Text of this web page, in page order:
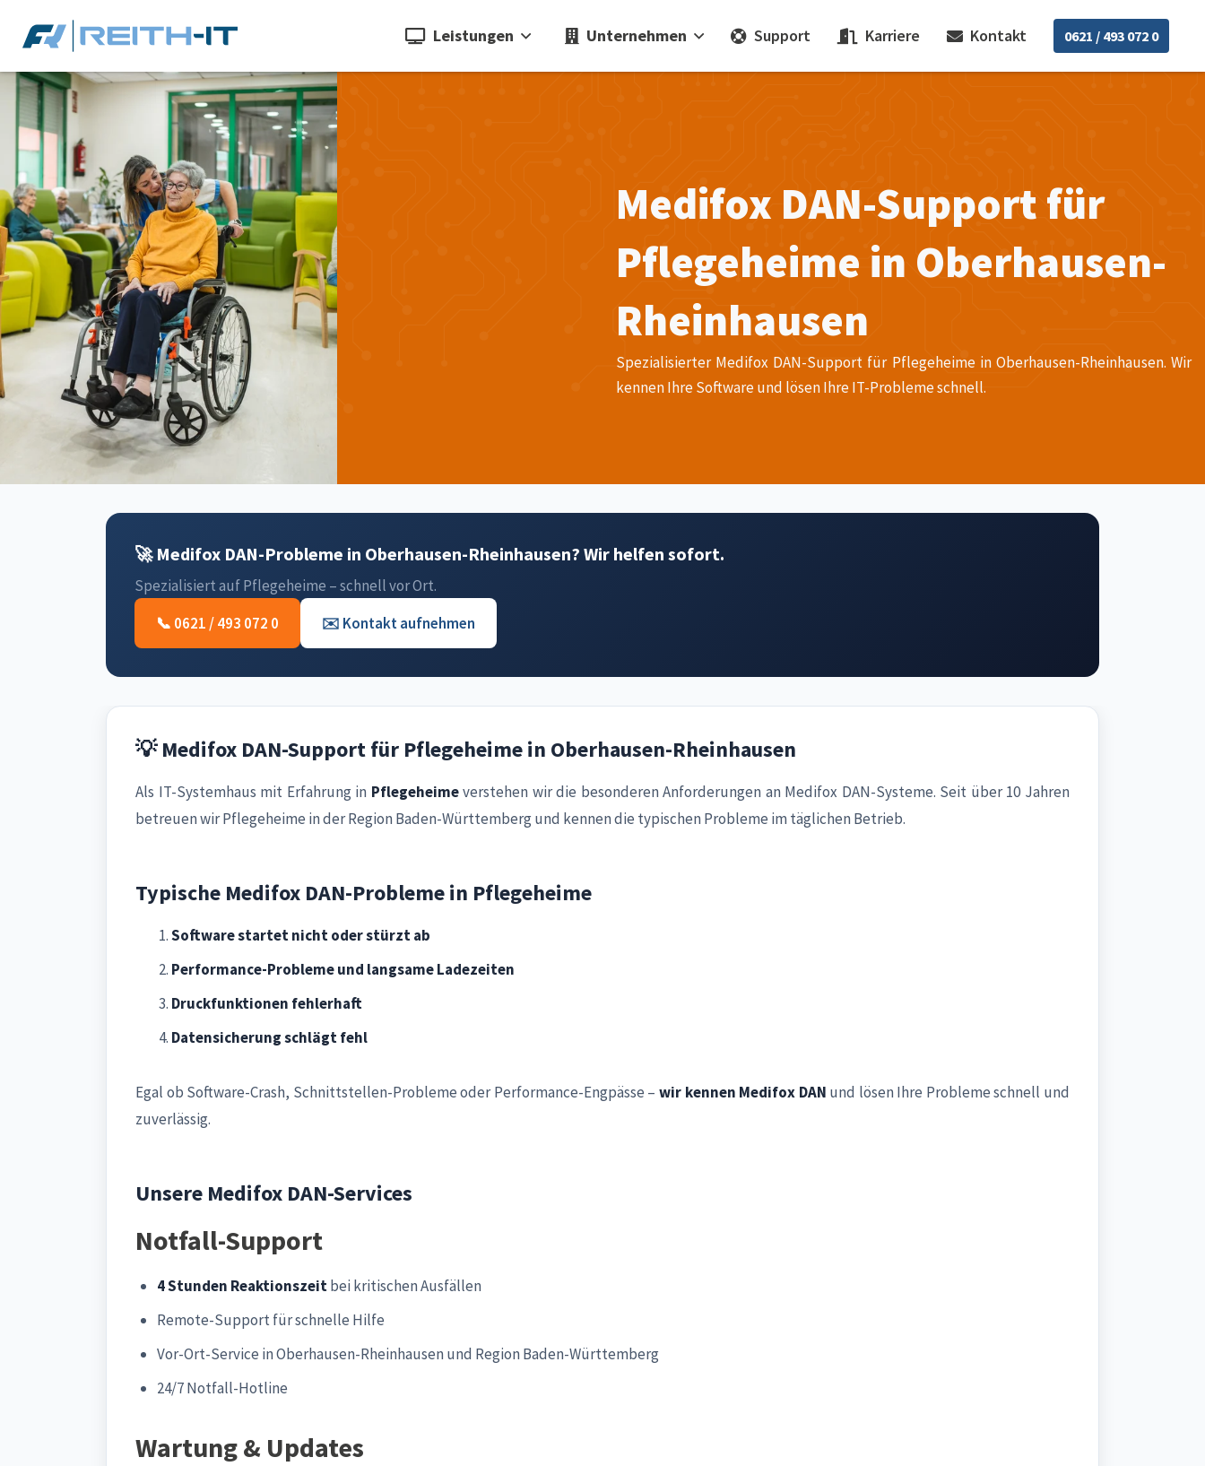
Leistungen Unternehmen Support Karriere Kontakt 0621 / 493 072 0
Medifox DAN-Support für
Pflegeheime in Oberhausen-
Rheinhausen
Spezialisierter Medifox DAN-Support für Pflegeheime in Oberhausen-Rheinhausen. Wir
kennen Ihre Software und lösen Ihre IT-Probleme schnell.
🚀 Medifox DAN-Probleme in Oberhausen-Rheinhausen? Wir helfen sofort.
Spezialisiert auf Pflegeheime – schnell vor Ort.
📞 0621 / 493 072 0
✉️ Kontakt aufnehmen
💡 Medifox DAN-Support für Pflegeheime in Oberhausen-Rheinhausen
Als IT-Systemhaus mit Erfahrung in Pflegeheimeverstehen wir die besonderen Anforderungen an Medifox DAN-Systeme. Seit über 10 Jahren
betreuen wir Pflegeheime in der Region Baden-Württemberg und kennen die typischen Probleme im täglichen Betrieb.
Typische Medifox DAN-Probleme in Pflegeheime
Software startet nicht oder stürzt ab
Performance-Probleme und langsame Ladezeiten
Druckfunktionen fehlerhaft
Datensicherung schlägt fehl
Egal ob Software-Crash, Schnittstellen-Probleme oder Performance-Engpässe – wir kennen Medifox DAN und lösen Ihre Probleme schnell und
zuverlässig.
Unsere Medifox DAN-Services
Notfall-Support
4 Stunden Reaktionszeitbei kritischen Ausfällen
Remote-Support für schnelle Hilfe
Vor-Ort-Service in Oberhausen-Rheinhausen und Region Baden-Württemberg
24/7 Notfall-Hotline
Wartung & Updates